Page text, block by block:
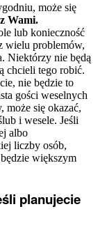
może się
Wami.
lub konieczność
wielu problemów,
Niektórzy nie będą
chcieli tego robić.
nie będzie to
gości weselnych
może się okazać,
i wesele. Jeśli
albo
liczby osób,
większym
planujecie